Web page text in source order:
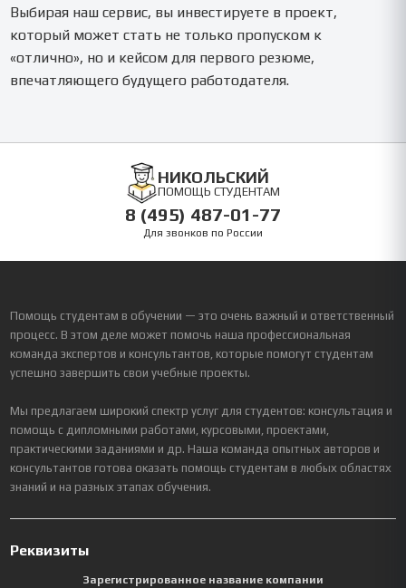
Выбирая наш сервис, вы инвестируете в проект,
который может стать не только пропуском к
«отлично», но и кейсом для первого резюме,
впечатляющего будущего работодателя.
НИКОЛЬСКИЙ
ПОМОЩЬ СТУДЕНТАМ
8 (495) 487-01-77
Для звонков по России
Помощь студентам в обучении — это очень важный и ответственный
процесс. В этом деле может помочь наша профессиональная
команда экспертов и консультантов, которые помогут студентам
успешно завершить свои учебные проекты.
Мы предлагаем широкий спектр услуг для студентов: консультация и
помощь с дипломными работами, курсовыми, проектами,
практическими заданиями и др. Наша команда опытных авторов и
консультантов готова оказать помощь студентам в любых областях
знаний и на разных этапах обучения.
Реквизиты
Зарегистрированное название компании